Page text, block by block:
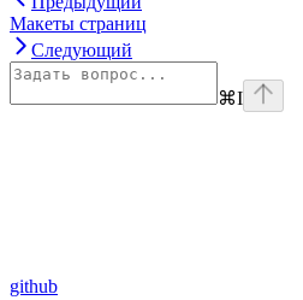
Макеты страниц
Следующий
⌘I
github